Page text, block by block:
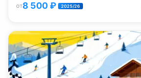
от8 500₽ 2025/26